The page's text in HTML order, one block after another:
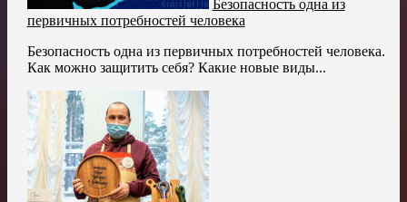
Безопасность одна из
первичных потребностей человека
Безопасность одна из первичных потребностей человека.
Как можно защитить себя? Какие новые виды...